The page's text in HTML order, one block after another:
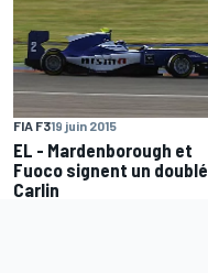
FIA F319 juin 2015
EL - Mardenborough et
Fuoco signent un doublé
Carlin